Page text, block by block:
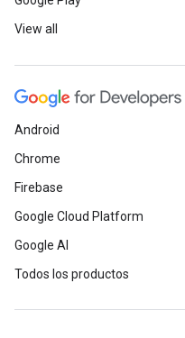
View all
Android
Chrome
Firebase
Google Cloud Platform
Google AI
Todos los productos